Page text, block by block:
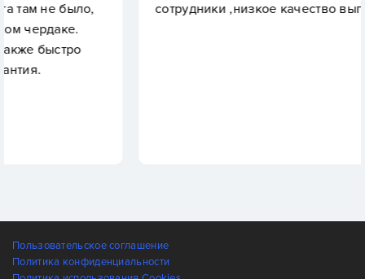
сотрудники ,низкое качество выполнения
Пользовательское соглашение
Политика конфиденциальности